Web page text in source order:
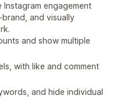
engagement
and visually
and show multiple
with like and comment
and hide individual